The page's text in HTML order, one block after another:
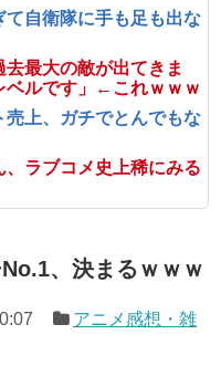
て自衛隊に手も足も出な
去最大の敵が出てきま
ベルです」←これｗｗｗ
売上、ガチでとんでもな
、ラブコメ史上稀にみる
、決まるｗｗｗ
アニメ感想・雑